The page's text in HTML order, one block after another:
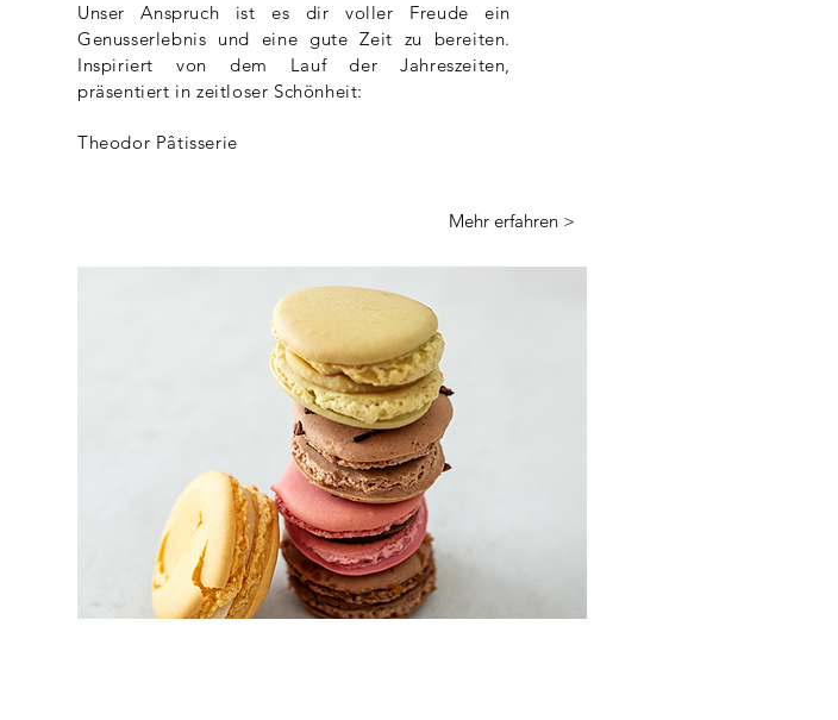
Unser Anspruch ist es dir voller Freude ein
Genusserlebnis und eine gute Zeit zu bereiten.
Inspiriert von dem Lauf der Jahreszeiten,
präsentiert in zeitloser Schönheit:
Theodor Pâtisserie
Mehr erfahren >